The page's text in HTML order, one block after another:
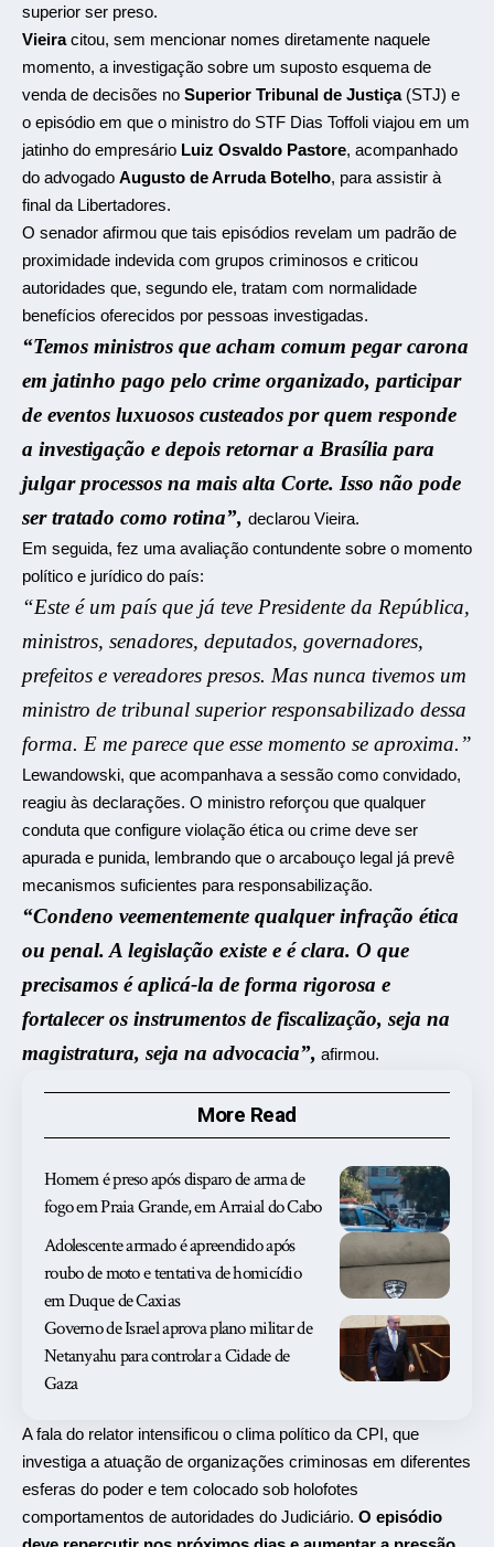
superior ser preso.
Vieiracitou, sem mencionar nomes diretamente naquele
momento, a investigação sobre um suposto esquema de
venda de decisões no Superior Tribunal de Justiça(STJ) e
o episódio em que o ministro do STF Dias Toffoli viajou em um
jatinho do empresário Luiz Osvaldo Pastore, acompanhado
do advogado Augusto de Arruda Botelho, para assistir à
final da Libertadores.
O senador afirmou que tais episódios revelam um padrão de
proximidade indevida com grupos criminosos e criticou
autoridades que, segundo ele, tratam com normalidade
benefícios oferecidos por pessoas investigadas.
“Temos ministros que acham comum pegar carona
em jatinho pago pelo crime organizado, participar
de eventos luxuosos custeados por quem responde
a investigação e depois retornar a Brasília para
julgar processos na mais alta Corte. Isso não pode
ser tratado como rotina”, declarou Vieira.
Em seguida, fez uma avaliação contundente sobre o momento
político e jurídico do país:
“Este é um país que já teve Presidente da República,
ministros, senadores, deputados, governadores,
prefeitos e vereadores presos. Mas nunca tivemos um
ministro de tribunal superior responsabilizado dessa
forma. E me parece que esse momento se aproxima.”
Lewandowski, que acompanhava a sessão como convidado,
reagiu às declarações. O ministro reforçou que qualquer
conduta que configure violação ética ou crime deve ser
apurada e punida, lembrando que o arcabouço legal já prevê
mecanismos suficientes para responsabilização.
“Condeno veementemente qualquer infração ética
ou penal. A legislação existe e é clara. O que
precisamos é aplicá-la de forma rigorosa e
fortalecer os instrumentos de fiscalização, seja na
magistratura, seja na advocacia”, afirmou.
More Read
Homem é preso após disparo de arma de
fogo em Praia Grande, em Arraial do Cabo
Adolescente armado é apreendido após
roubo de moto e tentativa de homicídio
em Duque de Caxias
Governo de Israel aprova plano militar de
Netanyahu para controlar a Cidade de
Gaza
A fala do relator intensificou o clima político da CPI, que
investiga a atuação de organizações criminosas em diferentes
esferas do poder e tem colocado sob holofotes
comportamentos de autoridades do Judiciário. O episódio